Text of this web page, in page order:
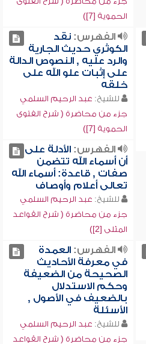
الحموية [7])
الفهرس:نقد
الكوثري حديث الجارية
والرد عليه , النصوص الدالة
على إثبات علو الله على
خلقه
للشيخ: عبد الرحيم السلمي
جزء من محاضرة ( شرح الفتوى
الحموية [7])
الفهرس:الأدلة على
أن أسماء الله تتضمن
صفات , قاعدة: أسماء الله
تعالى أعلام وأوصاف
للشيخ: عبد الرحيم السلمي
جزء من محاضرة ( شرح القواعد
المثلى [2])
الفهرس:العمدة
في معرفة الأحاديث
الصحيحة من الضعيفة
وحكم الاستدلال
بالضعيف في الأصول ,
الأسئلة
للشيخ: عبد الرحيم السلمي
جزء من محاضرة ( شرح القواعد